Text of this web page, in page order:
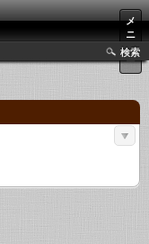
メ
ニ
ュ
ー
検索